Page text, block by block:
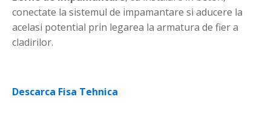
conectate la sistemul de impamantare si aducere la
acelasi potential prin legarea la armatura de fier a
cladirilor.
Descarca Fisa Tehnica